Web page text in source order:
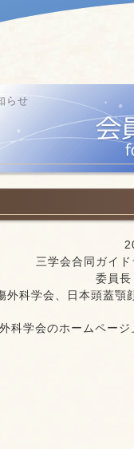
らせ
三学会合同ガイ
委員
外科学会、日本頭蓋顎
科学会のホームページ